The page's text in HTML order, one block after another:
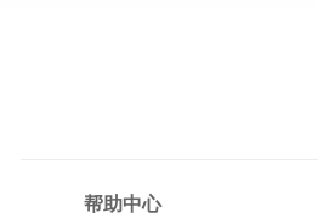
帮助中心